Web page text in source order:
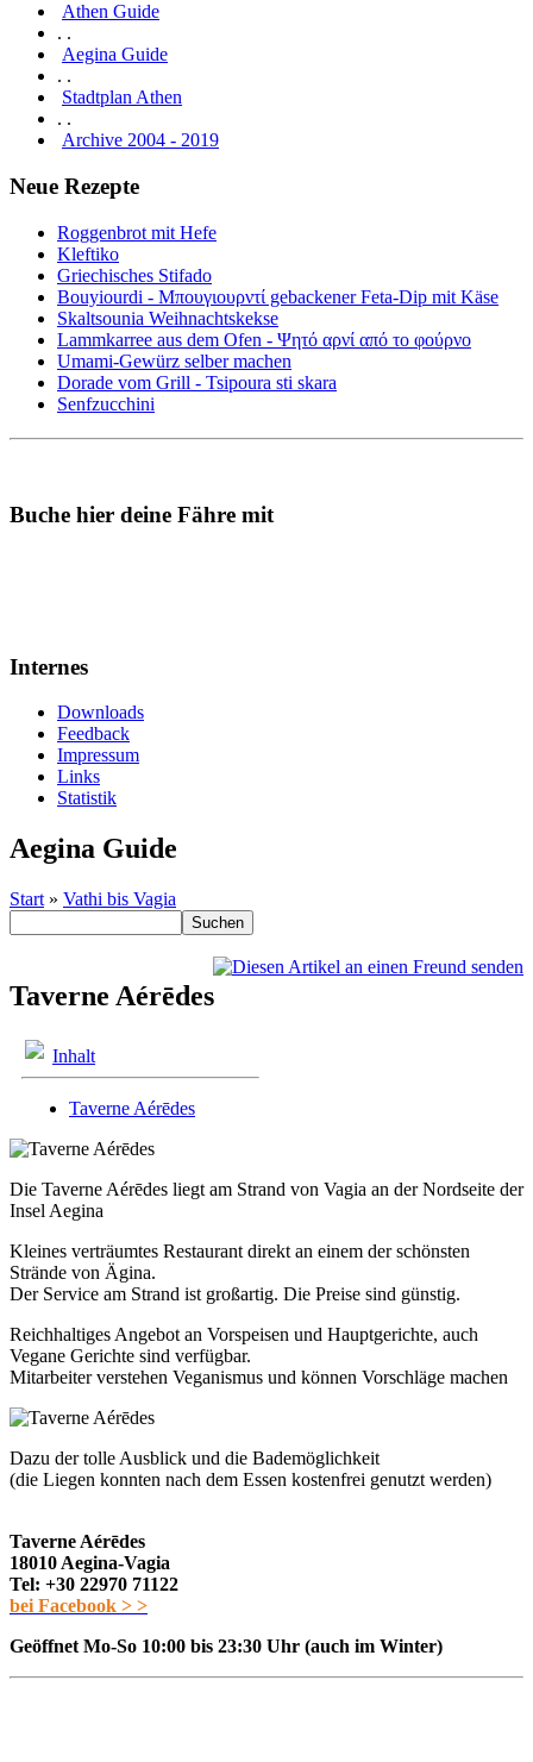
Athen Guide
. .
Aegina Guide
. .
Stadtplan Athen
. .
Archive 2004 - 2019
Neue Rezepte
Roggenbrot mit Hefe
Kleftiko
Griechisches Stifado
Bouyiourdi - Μπουγιουρντί gebackener Feta-Dip mit Käse
Skaltsounia Weihnachtskekse
Lammkarree aus dem Ofen - Ψητό αρνί από το φούρνο
Umami-Gewürz selber machen
Dorade vom Grill - Tsipoura sti skara
Senfzucchini
Buche hier deine Fähre mit
Internes
Downloads
Feedback
Impressum
Links
Statistik
Aegina Guide
Start » Vathi bis Vagia
Taverne Aérēdes
Inhalt
Taverne Aérēdes
Die Taverne Aérēdes liegt am Strand von Vagia an der Nordseite der
Insel Aegina
Kleines verträumtes Restaurant direkt an einem der schönsten
Strände von Ägina.
Der Service am Strand ist großartig. Die Preise sind günstig.
Reichhaltiges Angebot an Vorspeisen und Hauptgerichte, auch
Vegane Gerichte sind verfügbar.
Mitarbeiter verstehen Veganismus und können Vorschläge machen
Dazu der tolle Ausblick und die Bademöglichkeit
(die Liegen konnten nach dem Essen kostenfrei genutzt werden)
Taverne Aérēdes
18010 Aegina-Vagia
Tel: +30 22970 71122
bei Facebook > >
Geöffnet Mo-So 10:00 bis 23:30 Uhr (auch im Winter)